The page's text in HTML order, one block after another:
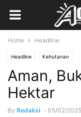
Home Headline
Headline Kehutanan
Aman,
Hektar
By Redaksi - 05/02/2025